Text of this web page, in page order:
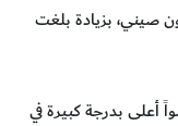
عندما سافر أكثر من 300 مليون صيني، بزيادة بلغت
أعلى بدرجة كبيرة في